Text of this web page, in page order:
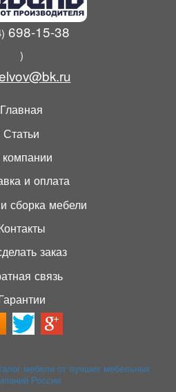
698-15-38
)
Главная
Статьи
и оплата
сборка мебели
заказ
связь